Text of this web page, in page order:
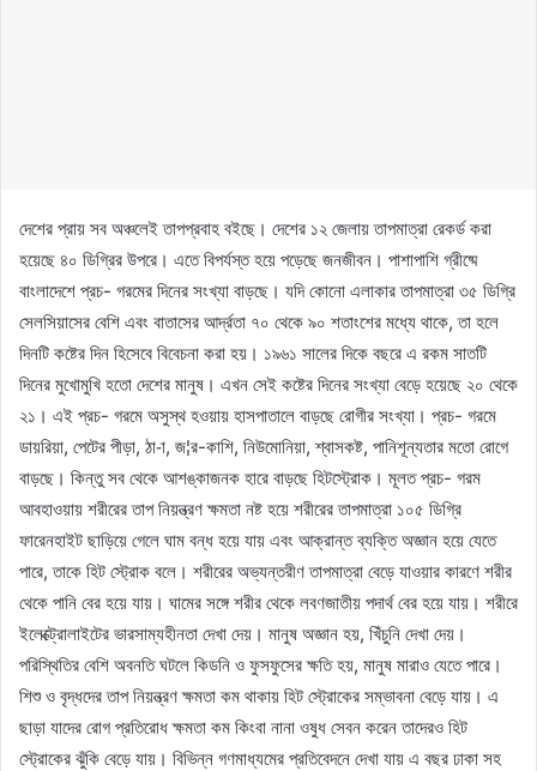
দেশের প্রায় সব অঞ্চলেই তাপপ্রবাহ বইছে। দেশের ১২ জেলায় তাপমাত্রা রেকর্ড করা
হয়েছে ৪০ ডিগ্রির উপরে। এতে বিপর্যস্ত হয়ে পড়েছে জনজীবন। পাশাপাশি গ্রীষ্মে
বাংলাদেশে প্রচ- গরমের দিনের সংখ্যা বাড়ছে। যদি কোনো এলাকার তাপমাত্রা ৩৫ ডিগ্রি
সেলসিয়াসের বেশি এবং বাতাসের আর্দ্রতা ৭০ থেকে ৯০ শতাংশের মধ্যে থাকে, তা হলে
দিনটি কষ্টের দিন হিসেবে বিবেচনা করা হয়। ১৯৬১ সালের দিকে বছরে এ রকম সাতটি
দিনের মুখোমুখি হতো দেশের মানুষ। এখন সেই কষ্টের দিনের সংখ্যা বেড়ে হয়েছে ২০ থেকে
২১। এই প্রচ- গরমে অসুস্থ হওয়ায় হাসপাতালে বাড়ছে রোগীর সংখ্যা। প্রচ- গরমে
ডায়রিয়া, পেটের পীড়া, ঠা-া, জ¦র-কাশি, নিউমোনিয়া, শ্বাসকষ্ট, পানিশূন্যতার মতো রোগে
বাড়ছে। কিন্তু সব থেকে আশঙ্কাজনক হারে বাড়ছে হিটস্ট্রোক। মূলত প্রচ- গরম
আবহাওয়ায় শরীরের তাপ নিয়ন্ত্রণ ক্ষমতা নষ্ট হয়ে শরীরের তাপমাত্রা ১০৫ ডিগ্রি
ফারেনহাইট ছাড়িয়ে গেলে ঘাম বন্ধ হয়ে যায় এবং আক্রান্ত ব্যক্তি অজ্ঞান হয়ে যেতে
পারে, তাকে হিট স্ট্রোক বলে। শরীরের অভ্যন্তরীণ তাপমাত্রা বেড়ে যাওয়ার কারণে শরীর
থেকে পানি বের হয়ে যায়। ঘামের সঙ্গে শরীর থেকে লবণজাতীয় পদার্থ বের হয়ে যায়। শরীরে
ইলেক্ট্রোলাইটের ভারসাম্যহীনতা দেখা দেয়। মানুষ অজ্ঞান হয়, খিঁচুনি দেখা দেয়।
পরিস্থিতির বেশি অবনতি ঘটলে কিডনি ও ফুসফুসের ক্ষতি হয়, মানুষ মারাও যেতে পারে।
শিশু ও বৃদ্ধদের তাপ নিয়ন্ত্রণ ক্ষমতা কম থাকায় হিট স্ট্রোকের সম্ভাবনা বেড়ে যায়। এ
ছাড়া যাদের রোগ প্রতিরোধ ক্ষমতা কম কিংবা নানা ওষুধ সেবন করেন তাদেরও হিট
স্ট্রোকের ঝুঁকি বেড়ে যায়। বিভিন্ন গণমাধ্যমের প্রতিবেদনে দেখা যায় এ বছর ঢাকা সহ